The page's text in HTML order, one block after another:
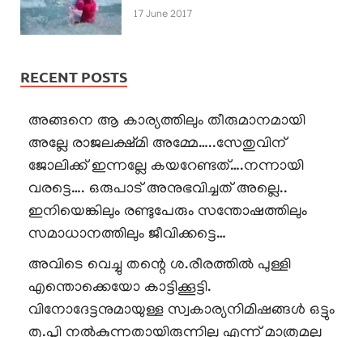
17 June 2017
RECENT POSTS
അങ്ങനെ ആ കാര്യത്തിലും തീരുമാനമായി
അല്ലേ രാജലക്ഷ്മി അമ്മേ…..സേതുവിന്
ജോലിക്ക് ഇന്നല്ലേ കയറേണ്ടത്….നന്നായി
വരട്ടെ…. ഒരുപാട് അനുഭവിച്ചത് അല്ലെ..
ഇനിയെങ്കിലും രണ്ടുപേരും സന്തോഷത്തിലും
സമാധാനത്തിലും ജീവിക്കട്ടെ…
അവിടെ വെച്ചു തന്റെ ശ.രീരത്തിൽ പുള്ളി
എന്തൊക്കെയോ കാട്ടിക്കൂട്ടി.
വിനോദേട്ടനുമായുള്ള സ്വകാര്യനിമിഷങ്ങൾ ഒട്ടും
തൃ.പ്തി നൽകുന്നതായിരുന്നില്ല എന്ന് മാത്രമല്ല